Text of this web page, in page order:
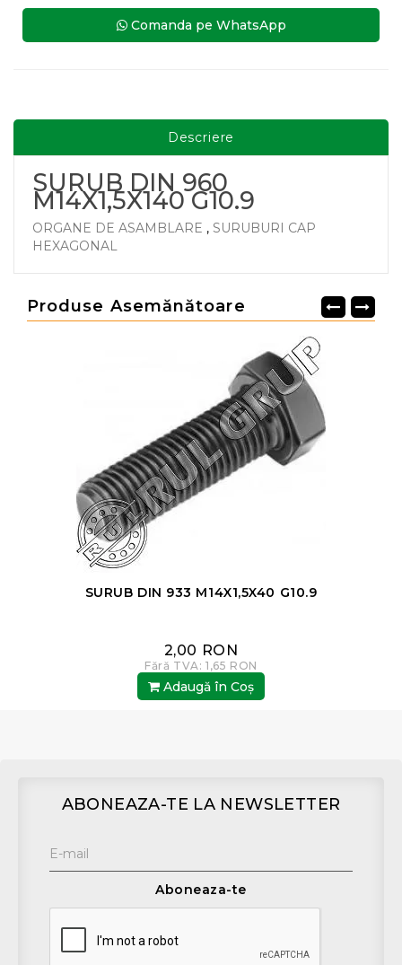
Comanda pe WhatsApp
Descriere
SURUB DIN 960
M14X1,5X140 G10.9
ORGANE DE ASAMBLARE , SURUBURI CAP
HEXAGONAL
Produse Asemănătoare
SURUB DIN 933 M14X1,5X40 G10.9
2,00 RON
Fără TVA: 1,65 RON
Adaugă în Coş
ABONEAZA-TE LA NEWSLETTER
Aboneaza-te